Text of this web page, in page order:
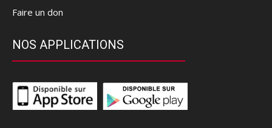
Faire un don
NOS APPLICATIONS